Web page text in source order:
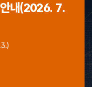
내(2026. 7.